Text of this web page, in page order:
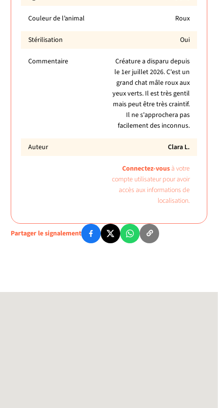
Couleur de l’animal Roux
Stérilisation Oui
Commentaire
Créature a disparu depuis
le 1er juillet 2026. C'est un
grand chat mâle roux aux
yeux verts. Il est très gentil
mais peut être très craintif.
Il ne s'approchera pas
facilement des inconnus.
Auteur Clara L.
Connectez-vousà votre
compte utilisateur pour avoir
accès aux informations de
localisation.
Partager le signalement